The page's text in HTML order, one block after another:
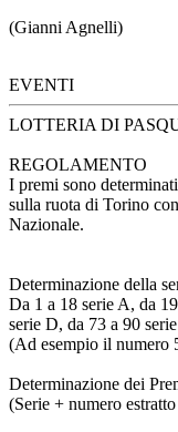
(Gianni Agnelli)
EVENTI
LOTTERIA DI
REGOLAMENTO
I premi sono
sulla ruota di Torino
Nazionale.
Determinazione della
Da 1 a 18 serie A, da
serie D, da 73 a 90
(Ad esempio il numero
Determinazione dei
(Serie + numero